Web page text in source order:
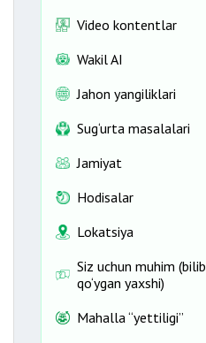
Video kontentlar
Wakil AI
Jahon yangiliklari
Sug‘urta masalalari
Jamiyat
Hodisalar
Lokatsiya
Siz uchun muhim (bilib
qo‘ygan yaxshi)
Mahalla “yettiligi”